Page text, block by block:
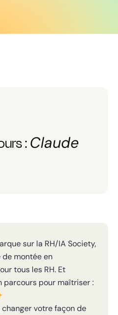
:Claude
sur la RH/IA Society,
montée en
tous les RH. Et
parcours pour maîtriser :
votre façon de